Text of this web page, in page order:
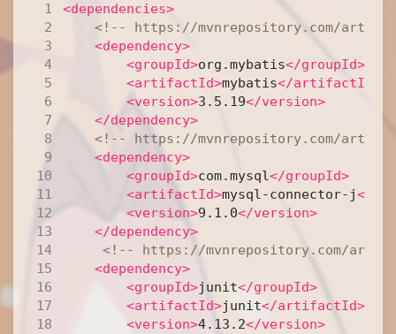
<dependencies>
<!-- https://mvnrepository.com/
<dependency>
<groupId>org.mybatis</groupId>
<artifactId>mybatis</artifactId>
<version>3.5.19</version>
</dependency>
<!-- https://mvnrepository.com/
<dependency>
<groupId>com.mysql</groupId>
<artifactId>mysql-connector-j</
<version>9.1.0</version>
</dependency>
<!-- https://mvnrepository.com/
<dependency>
<groupId>junit</groupId>
<artifactId>junit</artifactId>
<version>4.13.2</version>